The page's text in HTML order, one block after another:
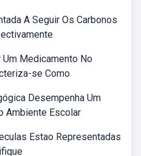
A Seguir Os Carbonos
Medicamento No
se Como
Desempenha Um
Ambiente Escolar
Estao Representadas